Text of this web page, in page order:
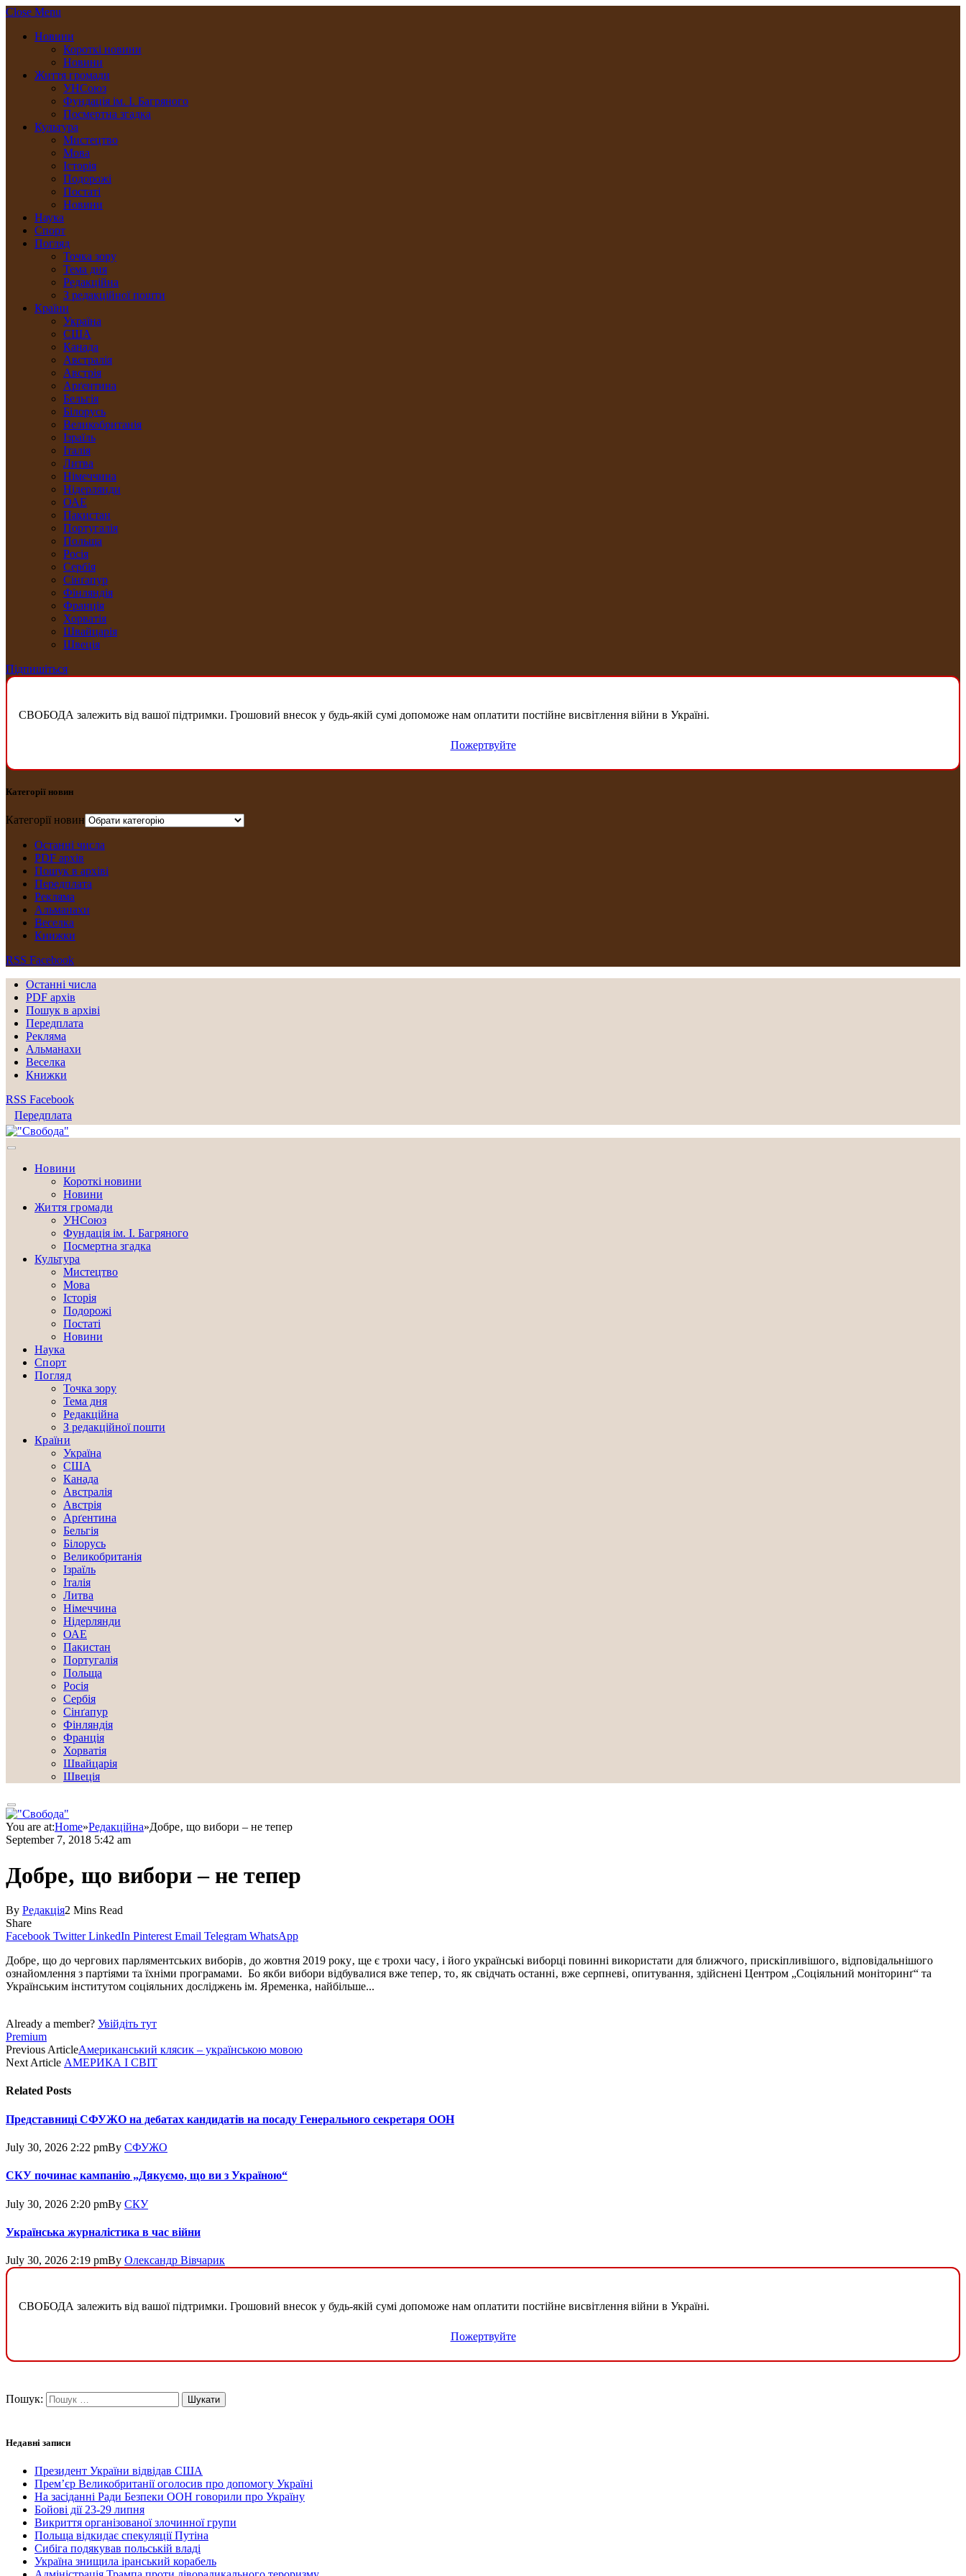
Close Menu
Новини
Короткі новини
Новини
Життя громади
УНСоюз
Фундація ім. І. Багряного
Посмертна згадка
Культура
Мистецтво
Мова
Історія
Подорожі
Постаті
Новини
Наука
Спорт
Погляд
Точка зору
Тема дня
Редакційна
З редакційної пошти
Країни
Україна
США
Канада
Австралія
Австрія
Арґентина
Бельгія
Білорусь
Великобританія
Ізраїль
Італія
Литва
Німеччина
Нідерлянди
ОАЕ
Пакистан
Португалія
Польща
Росія
Сербія
Сінґапур
Фінляндія
Франція
Хорватія
Швайцарія
Швеція
Підпишіться
СВОБОДА залежить від вашої підтримки. Грошовий внесок у будь-якій сумі допоможе нам оплатити постійне висвітлення війни в Україні.
Пожертвуйте
Категорії новин
Категорії новин
Останні числа
PDF архів
Пошук в архіві
Передплата
Рекляма
Альманахи
Веселка
Книжки
RSS Facebook
Останні числа
PDF архів
Пошук в архіві
Передплата
Рекляма
Альманахи
Веселка
Книжки
RSS Facebook
Передплата
Новини
Короткі новини
Новини
Життя громади
УНСоюз
Фундація ім. І. Багряного
Посмертна згадка
Культура
Мистецтво
Мова
Історія
Подорожі
Постаті
Новини
Наука
Спорт
Погляд
Точка зору
Тема дня
Редакційна
З редакційної пошти
Країни
Україна
США
Канада
Австралія
Австрія
Арґентина
Бельгія
Білорусь
Великобританія
Ізраїль
Італія
Литва
Німеччина
Нідерлянди
ОАЕ
Пакистан
Португалія
Польща
Росія
Сербія
Сінґапур
Фінляндія
Франція
Хорватія
Швайцарія
Швеція
You are at:Home»Редакційна»Добре‚ що вибори – не тепер
September 7, 2018 5:42 am
Добре‚ що вибори – не тепер
By Редакція2 Mins Read
Share
Facebook Twitter LinkedIn Pinterest Email Telegram WhatsApp
Добре‚ що до чергових парляментських виборів‚ до жовтня 2019 року‚ ще є трохи часу‚ і його українські виборці повинні використати для ближчого‚ прискіпливішого‚ відповідальнішого
ознайомлення з партіями та їхніми програмами. Бо якби вибори відбувалися вже тепер‚ то‚ як свідчать останні‚ вже серпневі‚ опитування‚ здійснені Центром „Соціяльний моніторинґ“ та
Українським інститутом соціяльних досліджень ім. Яременка‚ найбільше...
Already a member? Увійдіть тут
Premium
Previous ArticleАмериканський клясик – українською мовою
Next Article АМЕРИКА І СВІТ
Related Posts
Представниці СФУЖО на дебатах кандидатів на посаду Генерального секретаря ООН
July 30, 2026 2:22 pmBy СФУЖО
СКУ починає кампанію „Дякуємо, що ви з Україною“
July 30, 2026 2:20 pmBy СКУ
Українська журналістика в час війни
July 30, 2026 2:19 pmBy Олександр Вівчарик
СВОБОДА залежить від вашої підтримки. Грошовий внесок у будь-якій сумі допоможе нам оплатити постійне висвітлення війни в Україні.
Пожертвуйте
Пошук:
Недавні записи
Президент України відвідав США
Прем’єр Великобританії оголосив про допомогу Україні
На засіданні Ради Безпеки ООН говорили про Україну
Бойові дії 23-29 липня
Викриття організованої злочинної групи
Польща відкидає спекуляції Путіна
Сибіга подякував польській владі
Україна знищила іранський корабель